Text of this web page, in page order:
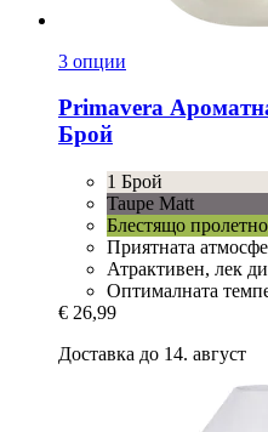
3 опции
Primavera
Брой
1 Брой
Taupe Matt
Блестящо
Приятната
Атрактивен, лек
Оптималната
€ 26,99
Доставка до 14. август